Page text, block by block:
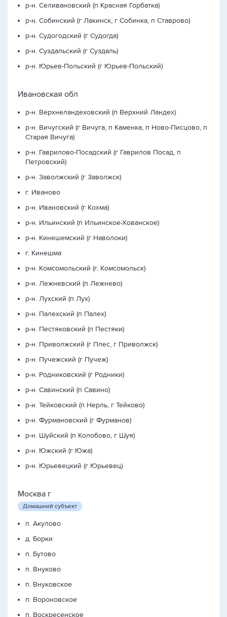
р-н. Селивановский (п Красная Горбатка)
р-н. Собинский (г Лакинск, г Собинка, п Ставрово)
р-н. Судогодский (г Судогда)
р-н. Суздальский (г Суздаль)
р-н. Юрьев-Польский (г Юрьев-Польский)
Ивановская обл
р-н. Верхнеландеховский (п Верхний Ландех)
р-н. Вичугский (г Вичуга, п Каменка, п Ново-Писцово, п
Старая Вичуга)
р-н. Гаврилово-Посадский (г Гаврилов Посад, п
Петровский)
р-н. Заволжский (г Заволжск)
г. Иваново
р-н. Ивановский (г Кохма)
р-н. Ильинский (п Ильинское-Хованское)
р-н. Кинешемский (г Наволоки)
г. Кинешма
р-н. Комсомольский (г. Комсомольск)
р-н. Лежневский (п Лежнево)
р-н. Лухский (п Лух)
р-н. Палехский (п Палех)
р-н. Пестяковский (п Пестяки)
р-н. Приволжский (г Плес, г Приволжск)
р-н. Пучежский (г Пучеж)
р-н. Родниковский (г Родники)
р-н. Савинский (п Савино)
р-н. Тейковский (п Нерль, г Тейково)
р-н. Фурмановский (г Фурманов)
р-н. Шуйский (п Колобово, г Шуя)
р-н. Южский (г Южа)
р-н. Юрьевецкий (г Юрьевец)
Москва г
Домашний субъект
п. Акулово
д. Борки
п. Бутово
п. Внуково
п. Внуковское
п. Вороновское
п. Воскресенское